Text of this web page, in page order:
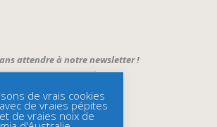
attendre à notre newsletter !
de vrais cookies
de vraies pépites
de vraies noix de